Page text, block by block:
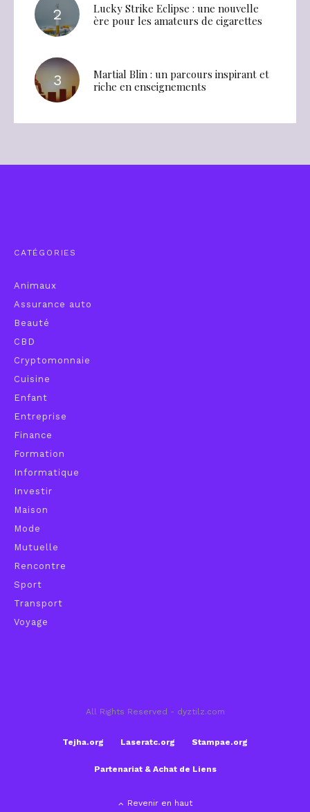
Lucky Strike Eclipse : une nouvelle
ère pour les amateurs de cigarettes
Martial Blin : un parcours inspirant et
riche en enseignements
CATÉGORIES
Animaux
Assurance auto
Beauté
CBD
Cryptomonnaie
Cuisine
Enfant
Entreprise
Finance
Formation
Informatique
Investir
Maison
Mode
Mutuelle
Rencontre
Sport
Transport
Voyage
All Rights Reserved - dyztilz.com
Tejha.org Laseratc.org Stampae.org
Partenariat & Achat de Liens
Revenir en haut